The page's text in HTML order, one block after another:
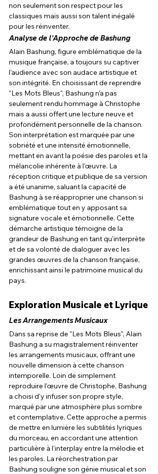
non seulement son respect pour les
classiques mais aussi son talent inégalé
pour les réinventer.
Analyse de l'Approche de Bashung
Alain Bashung, figure emblématique de la
musique française, a toujours su captiver
l'audience avec son audace artistique et
son intégrité. En choisissant de reprendre
"Les Mots Bleus", Bashung n'a pas
seulement rendu hommage à Christophe
mais a aussi offert une lecture neuve et
profondément personnelle de la chanson.
Son interprétation est marquée par une
sobriété et une intensité émotionnelle,
mettant en avant la poésie des paroles et la
mélancolie inhérente à l'œuvre. La
réception critique et publique de sa version
a été unanime, saluant la capacité de
Bashung à se réapproprier une chanson si
emblématique tout en y apposant sa
signature vocale et émotionnelle. Cette
démarche artistique témoigne de la
grandeur de Bashung en tant qu'interprète
et de sa volonté de dialoguer avec les
grandes œuvres de la chanson française,
enrichissant ainsi le patrimoine musical du
pays.
Exploration Musicale et Lyrique
Les Arrangements Musicaux
Dans sa reprise de "Les Mots Bleus", Alain
Bashung a su magistralement réinventer
les arrangements musicaux, offrant une
nouvelle dimension à cette chanson
intemporelle. Loin de simplement
reproduire l'œuvre de Christophe, Bashung
a choisi d'y infuser son propre style,
marqué par une atmosphère plus sombre
et contemplative. Cette approche a permis
de mettre en lumière les subtilités lyriques
du morceau, en accordant une attention
particulière à l'interplay entre la mélodie et
les paroles. La réorchestration par
Bashung souligne son génie musical et son